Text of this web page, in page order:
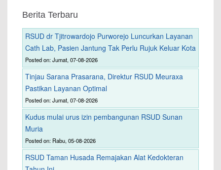
Berita Terbaru
RSUD dr Tjitrowardojo Purworejo Luncurkan Layanan
Cath Lab, Pasien Jantung Tak Perlu Rujuk Keluar Kota
Posted on: Jumat, 07-08-2026
Tinjau Sarana Prasarana, Direktur RSUD Meuraxa
Pastikan Layanan Optimal
Posted on: Jumat, 07-08-2026
Kudus mulai urus izin pembangunan RSUD Sunan
Muria
Posted on: Rabu, 05-08-2026
RSUD Taman Husada Remajakan Alat Kedokteran